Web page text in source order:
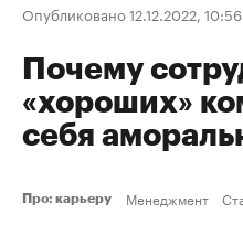
Опубликовано 12.12.2022, 10:56
Почему
«хороших»
себя
Про: карьеру Менеджмент